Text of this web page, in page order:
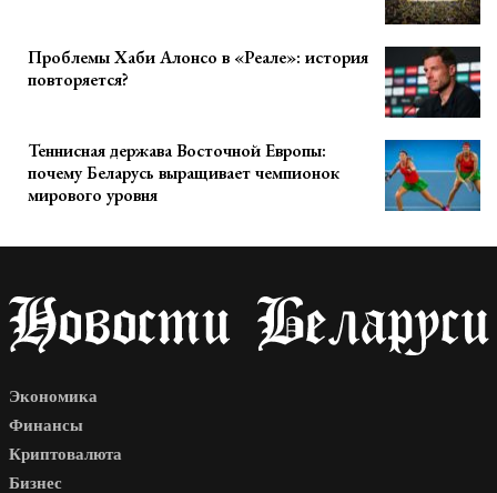
Проблемы Хаби Алонсо в «Реале»: история
повторяется?
Теннисная держава Восточной Европы:
почему Беларусь выращивает чемпионок
мирового уровня
Экономика
Финансы
Криптовалюта
Бизнес